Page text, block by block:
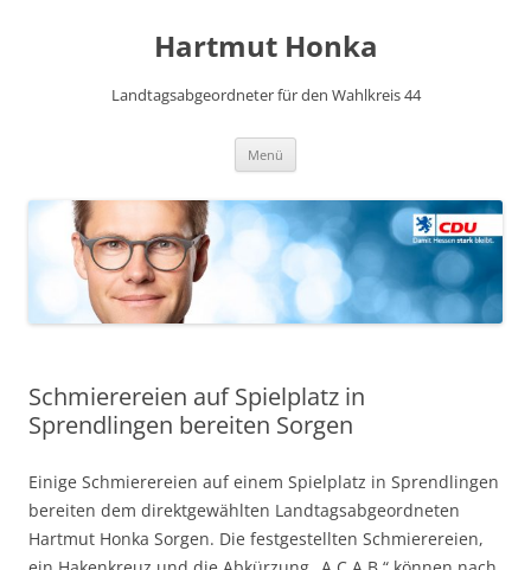
Hartmut Honka
Landtagsabgeordneter für den Wahlkreis 44
Menü
Schmierereien auf Spielplatz in
Sprendlingen bereiten Sorgen
Einige Schmierereien auf einem Spielplatz in Sprendlingen
bereiten dem direktgewählten Landtagsabgeordneten
Hartmut Honka Sorgen. Die festgestellten Schmierereien,